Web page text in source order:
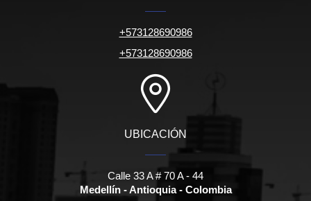
+573128690986
+573128690986
UBICACIÓN
Calle 33 A # 70 A - 44
Medellín - Antioquia - Colombia